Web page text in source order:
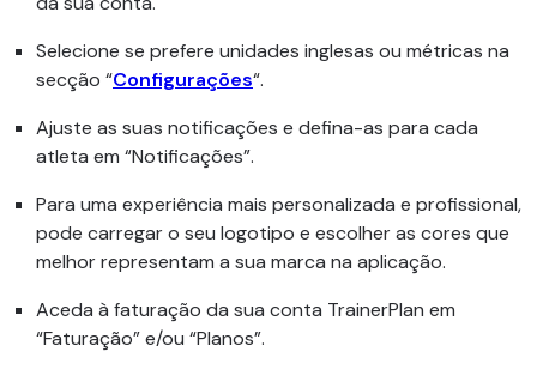
Selecione se prefere unidades inglesas ou métricas na
secção “Configurações“.
Ajuste as suas notificações e defina-as para cada
atleta em “Notificações”.
Para uma experiência mais personalizada e profissional,
pode carregar o seu logotipo e escolher as cores que
melhor representam a sua marca na aplicação.
Aceda à faturação da sua conta TrainerPlan em
“Faturação” e/ou “Planos”.